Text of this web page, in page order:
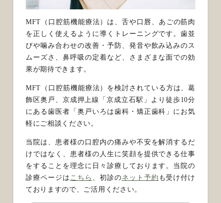
MFT（口腔筋機能療法）は、舌や口唇、あごの筋肉
を正しく使えるように導くトレーニングです。歯並
びや噛み合わせの改善・予防、発音や飲み込みのス
ムーズさ、鼻呼吸の定着など、さまざまな面での効
果が期待できます。
MFT（口腔筋機能療法）を検討されている方は、葛
飾区奥戸、京成押上線「京成立石駅」より徒歩10分
にある歯医者「奥戸いろは歯科・矯正歯科」にお気
軽にご相談ください。
当院は、患者様の口腔内の痛みや不安を解消するだ
けではなく、患者様の人生に笑顔を提供できる仕事
をすることを理念に日々診療しております。 当院の
診療ページは こちら 、初診のネット予約 も受け付け
ておりますので、ご活用ください。